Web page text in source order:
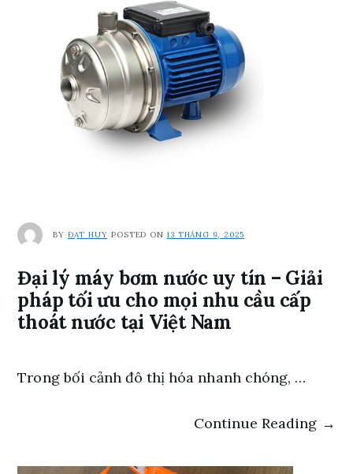
BY ĐẠT HUY POSTED ON13 THÁNG 9, 2025
Đại lý máy bơm nước uy tín – Giải
pháp tối ưu cho mọi nhu cầu cấp
thoát nước tại Việt Nam
Trong bối cảnh đô thị hóa nhanh chóng, …
Continue Reading →